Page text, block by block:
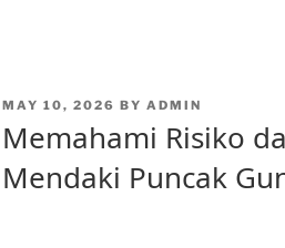
POSTED
MAY 10, 2026 BY ADMIN
Memahami Risiko
Mendaki Puncak